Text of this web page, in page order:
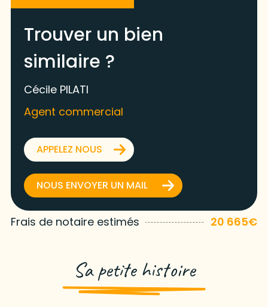
Trouver un bien
similaire ?
Cécile PILATI
Agent commercial
APPELEZ NOUS
NOUS ENVOYER UN MAIL
Frais de notaire estimés 20 665€
Sa petite histoire